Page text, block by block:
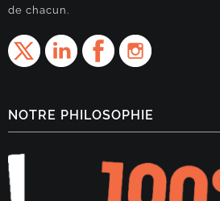
de chacun.
NOTRE PHILOSOPHIE